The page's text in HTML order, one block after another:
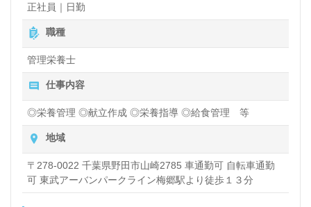
正社員｜日勤
職種
管理栄養士
仕事内容
◎栄養管理 ◎献立作成 ◎栄養指導 ◎給食管理 等
地域
〒278-0022 千葉県野田市山崎2785 車通勤可 自転車通勤
可 東武アーバンパークライン梅郷駅より徒歩１３分